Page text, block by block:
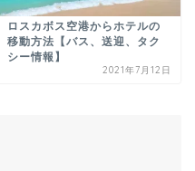
ロスカボス空港からホテルの
移動方法【バス、送迎、タク
シー情報】
2021年7月12日